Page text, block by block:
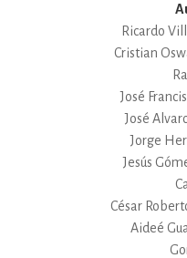
Ricardo
Cristian
José
José
Jorge
Jesús
César
Aideé